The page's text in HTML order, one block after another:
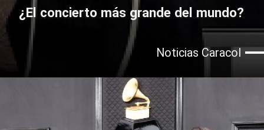
¿El concierto más grande del mundo?
Noticias Caracol